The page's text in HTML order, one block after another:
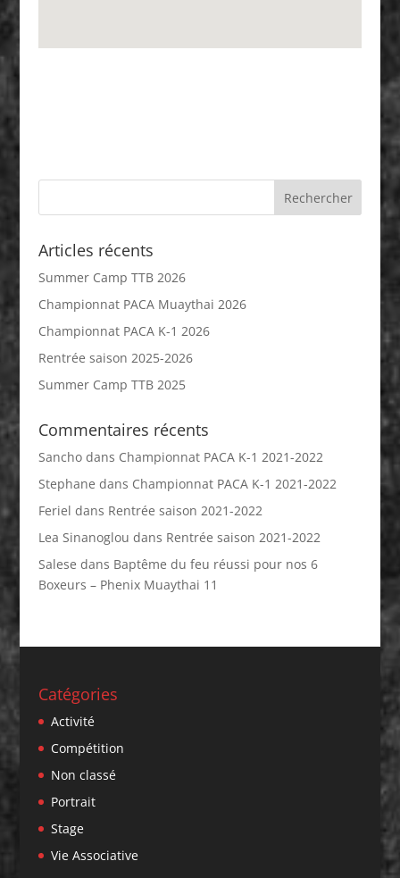
Articles récents
Summer Camp TTB 2026
Championnat PACA Muaythai 2026
Championnat PACA K-1 2026
Rentrée saison 2025-2026
Summer Camp TTB 2025
Commentaires récents
Sanchodans Championnat PACA K-1 2021-2022
Stephane dans Championnat PACA K-1 2021-2022
Feriel dans Rentrée saison 2021-2022
Lea Sinanoglou dans Rentrée saison 2021-2022
Salese dans Baptême du feu réussi pour nos 6
Boxeurs – Phenix Muaythai 11
Catégories
Activité
Compétition
Non classé
Portrait
Stage
Vie Associative